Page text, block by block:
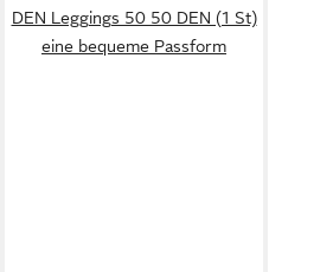
DEN Leggings 50 50 DEN (1 St)
eine bequeme Passform